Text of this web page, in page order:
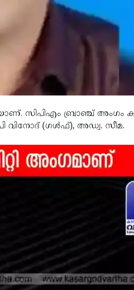
സിപിഎം ബ്രാഞ്ച് അംഗം
വിനോദ് (ഗള്‍ഫ്), അഡ്വ. സീമ.